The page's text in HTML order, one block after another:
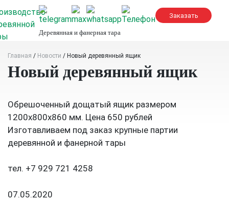
to
content
Деревянная и фанерная тара
Главная / Новости / Новый деревянный ящик
Новый деревянный ящик
Обрешоченный дощатый ящик размером
1200х800х860 мм. Цена 650 рублей
Изготавливаем под заказ крупные партии
деревянной и фанерной тары
тел. +7 929 721 4258
07.05.2020